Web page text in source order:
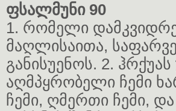
ფსალმუნი 90
1. რომელი
მაღლისაითა,
განისუენოს. 2.
აღმპყრობელი ჩემი
ჩემი, ღმერთი ჩემი,